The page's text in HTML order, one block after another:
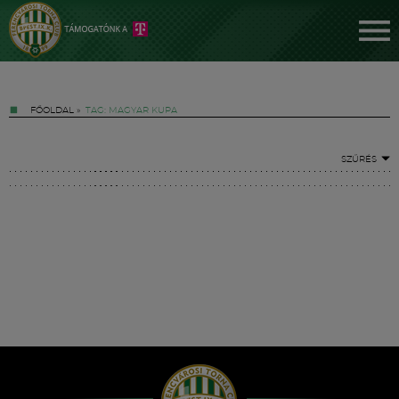
FŐOLDAL » TAG: MAGYAR KUPA
SZŰRÉS
Hírek